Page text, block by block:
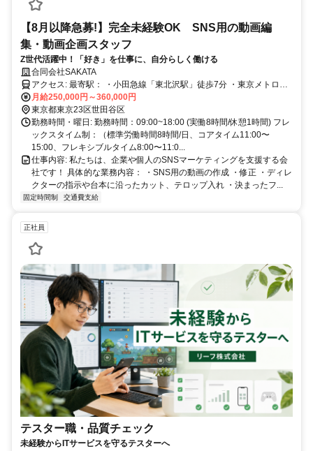
【8月以降急募!】完全未経験OK SNS用の動画編
集・動画企画スタッフ
Z世代活躍中！「好き」を仕事に、自分らしく働ける
合同会社SAKATA
アクセス: 最寄駅： ・小田急線「東北沢駅」徒歩7分 ・東京メトロ千
代田線「代々木上原駅」徒歩12分 下北沢・代々木・渋谷エリアから
アクセス良好。 仕事帰りにカフェやショッピングも楽しめる人気エ
リアです。 通勤ストレスが少なく、 「仕事もプライベートも充実さ
せたい方」にぴったりの立地です。
月給250,000円～360,000円
東京都東京23区世田谷区
勤務時間・曜日: 勤務時間：09:00~18:00 (実働8時間/休憩1時間) フレ
ックスタイム制：（標準労働時間8時間/日、コアタイム11:00〜
15:00、フレキシブルタイム8:00〜11:0...
仕事内容: 私たちは、企業や個人のSNSマーケティングを支援する会
社です！ 具体的な業務内容： ・SNS用の動画の作成 ・修正 ・ディレ
クターの指示や台本に沿ったカット、テロップ入れ ・決まったフ...
固定時間制 交通費支給
正社員
テスター職・品質チェック
未経験からITサービスを守るテスターへ